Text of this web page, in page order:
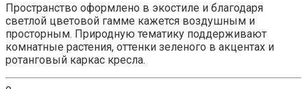
Пространство оформлено в экостиле и благодаря
светлой цветовой гамме кажется воздушным и
просторным. Природную тематику поддерживают
комнатные растения, оттенки зеленого в акцентах и
ротанговый каркас кресла.